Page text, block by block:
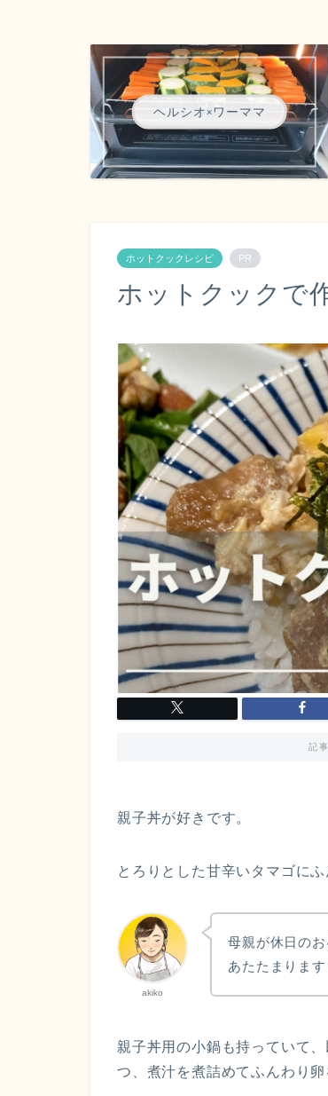
ヘルシオ×ワーママ
ホットクックレシピ PR
ホットクックで
記
親子丼が好きです。
とろりとした甘辛いタマゴに
akiko
母親が休日の
あたたまります
親子丼用の小鍋も持っていて
つ、煮汁を煮詰めてふんわり